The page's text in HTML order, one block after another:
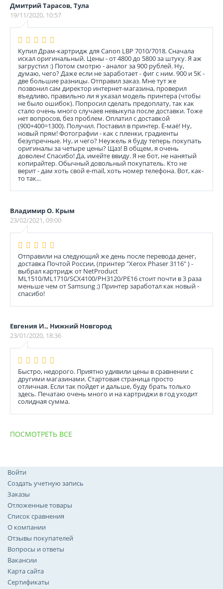
Дмитрий Тарасов, Тула
19/11/2020, 10:57
Купил Драм-картридж для Canon LBP 7010/7018. Сначала
искал оригинальный. Цены - от 4800 до 5800 за штуку. Я аж
загрустил :) Потом смотрю - аналог за 900 рублей. Ну,
думаю, чего? Даже если не заработает - фиг с ним. 900 и 5К -
две большие разницы. Отправил заказ. Мне тут же
позвонил сам директор интернет-магазина, проверил
въедливо, правильно ли я указал модель принтера (чтобы
не было ошибок). Попросил сделать предоплату, так как
стало очень много случаев невыкупа после доставки. Тоже
нет вопросов, без проблем. Оплатил с доставкой
(900+400=1300). Получил. Поставил в принтер. Ё-маё! Ну,
новый прям! Фотографии - как с пленки, градиенты
безупречные. Ну, и чего? Неужель я буду теперь покупать
оригиналы за четыре цены? Щаз! В общем, я очень
доволен! Спасибо! Да, имейте ввиду. Я не бот, не нанятый
копирайтер. Обычный довольный покупатель. Кто не
верит - дам хоть свой e-mail, хоть номер телефона. Вот, как-
то так...
Владимир О. Крым
23/02/2021, 09:00
Отправили на следующий же день после перевода денег,
доставка Почтой России, (принтер "Xerox Phaser 3116" ) -
выбрал картридж от NetProduct
ML1510/ML1710/SCX4100/PH3120/PE16 стоит почти в 3 раза
меньше чем от Samsung ;) Принтер заработал как новый -
спасибо!
Евгения И., Нижний Новгород
23/01/2020, 18:36
Быстро, недорого. Приятно удивили цены в сравнении с
другими магазинами. Стартовая страница просто
отличная. Если так пойдет и дальше, буду брать только
здесь. Печатаю очень много и на картриджи в год уходит
солидная сумма.
ПОСМОТРЕТЬ ВСЕ
Войти
Создать учетную запись
Заказы
Отложенные товары
Список сравнения
О компании
Отзывы покупателей
Вопросы и ответы
Вакансии
Карта сайта
Сертификаты